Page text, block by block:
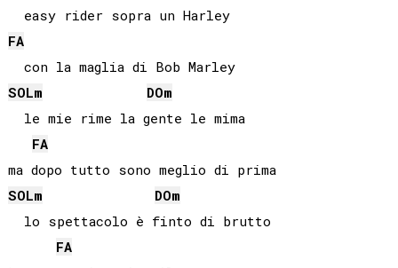
  easy rider sopra un Harley
FA
  con la maglia di Bob Marley
SOLm DOm
  le mie rime la gente le mima
FA
ma dopo tutto sono meglio di prima
SOLm DOm
  lo spettacolo è finto di brutto
FA